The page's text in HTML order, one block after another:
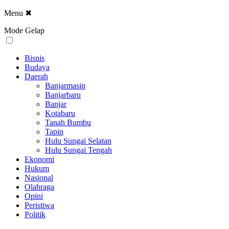
Menu ✖
Mode Gelap
Bisnis
Budaya
Daerah
Banjarmasin
Banjarbaru
Banjar
Kotabaru
Tanah Bumbu
Tapin
Hulu Sungai Selatan
Hulu Sungai Tengah
Ekonomi
Hukum
Nasional
Olahraga
Opini
Peristiwa
Politik